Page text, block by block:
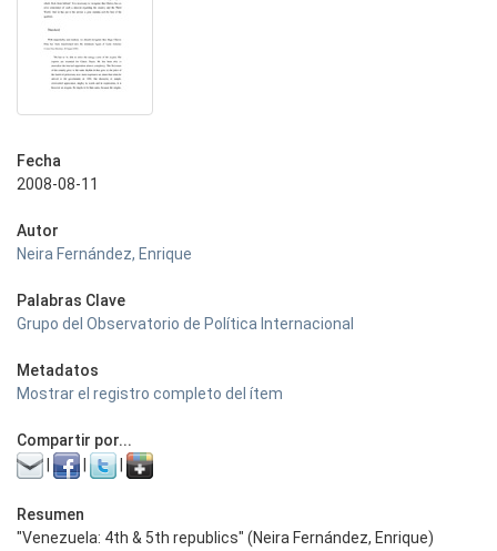
Fecha
2008-08-11
Autor
Neira Fernández, Enrique
Palabras Clave
Grupo del Observatorio de Política Internacional
Metadatos
Mostrar el registro completo del ítem
Compartir por...
Resumen
"Venezuela: 4th & 5th republics" (Neira Fernández, Enrique)